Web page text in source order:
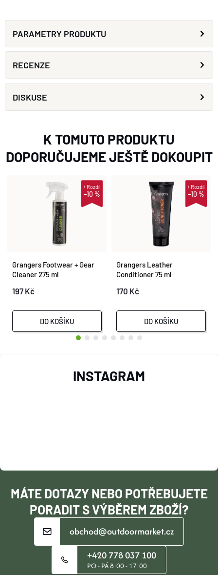
PARAMETRY PRODUKTU
RECENZE
DISKUSE
K TOMUTO PRODUKTU
DOPORUČUJEME JEŠTĚ DOKOUPIT
–10 %
iRozdíl
Grangers Footwear + Gear
Cleaner 275 ml
197 Kč
DO KOŠÍKU
–10 %
iRozdíl
Grangers Leather
Conditioner 75 ml
170 Kč
DO KOŠÍKU
T
MÁTE DOTAZY NEBO POTŘEBUJETE
PORADIT S VÝBĚREM ZBOŽÍ?
obchod@outdoormarket.cz
+420 778 037 100
PO - PÁ 8:00 - 17:00
INSTAGRAM